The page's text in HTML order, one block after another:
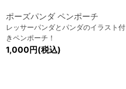
ポーズパンダ ペンポーチ
レッサーパンダとパンダのイラスト付
きペンポーチ！
1,000円(税込)